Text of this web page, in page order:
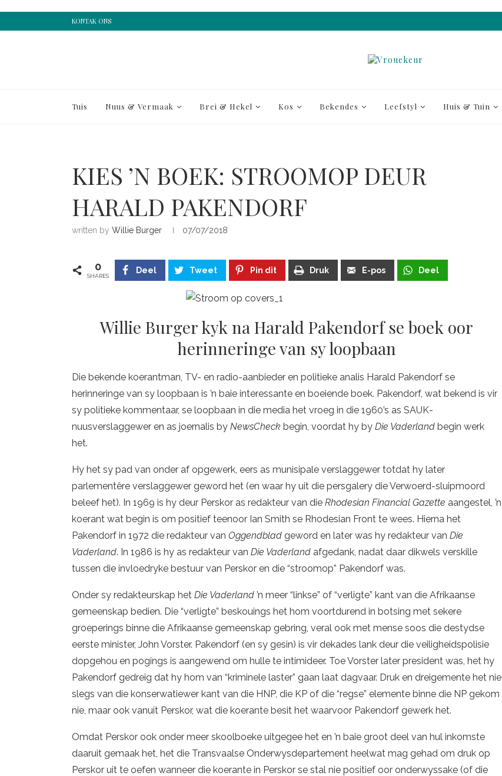
KONTAK ONS
Tuis Nuus & Vermaak Brei & Hekel Kos Bekendes Leefstyl Huis & Tuin
KIES ’N BOEK: STROOMOP DEUR
HARALD PAKENDORF
written by Willie Burger 07/07/2018
0
SHARES
Deel Tweet Pin dit Druk E-pos Deel
Willie Burger kyk na Harald Pakendorf se boek oor
herinneringe van sy loopbaan
Die bekende koerantman, TV- en radio-aanbieder en politieke analis Harald Pakendorf se
herinneringe van sy loopbaan is ’n baie interessante en boeiende boek. Pakendorf, wat bekend is vir
sy politieke kommentaar, se loopbaan in die media het vroeg in die 1960’s as SAUK-
nuusverslaggewer en as joernalis by NewsCheck begin, voordat hy by Die Vaderland begin werk
het.
Hy het sy pad van onder af opgewerk, eers as munisipale verslaggewer totdat hy later
parlementêre verslaggewer geword het (en waar hy uit die persgalery die Verwoerd-sluipmoord
beleef het). In 1969 is hy deur Perskor as redakteur van die Rhodesian Financial Gazette aangestel, ’n
koerant wat begin is om positief teenoor Ian Smith se Rhodesian Front te wees. Hierna het
Pakendorf in 1972 die redakteur van Oggendblad geword en later was hy redakteur van Die
Vaderland. In 1986 is hy as redakteur van Die Vaderland afgedank, nadat daar dikwels verskille
tussen die invloedryke bestuur van Perskor en die “stroomop” Pakendorf was.
Onder sy redakteurskap het Die Vaderland ’n meer “linkse” of “verligte” kant van die Afrikaanse
gemeenskap bedien. Die “verligte” beskouings het hom voortdurend in botsing met sekere
groeperings binne die Afrikaanse gemeenskap gebring, veral ook met mense soos die destydse
eerste minister, John Vorster. Pakendorf (en sy gesin) is vir dekades lank deur die veiligheidspolisie
dopgehou en pogings is aangewend om hulle te intimideer. Toe Vorster later president was, het hy
Pakendorf gedreig dat hy hom van “kriminele laster” gaan laat dagvaar. Druk en dreigemente het nie
slegs van die konserwatiewer kant van die HNP, die KP of die “regse” elemente binne die NP gekom
nie, maar ook vanuit Perskor, wat die koerante besit het waarvoor Pakendorf gewerk het.
Omdat Perskor ook onder meer skoolboeke uitgegee het en ’n baie groot deel van hul inkomste
daaruit gemaak het, het die Transvaalse Onderwysdepartement heelwat mag gehad om druk op
Perskor uit te oefen wanneer die koerante in Perskor se stal nie positief oor onderwyssake (of die